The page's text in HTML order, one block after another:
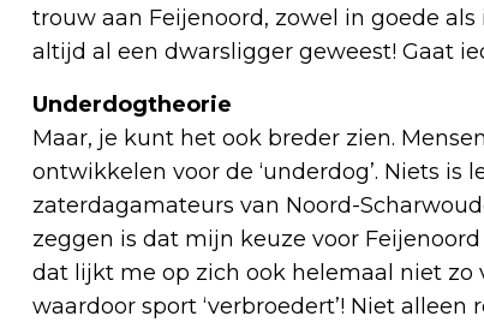
trouw aan Feijenoord, zowel in goede
altijd al een dwarsligger geweest! Gaat
Underdogtheorie
Maar, je kunt het ook breder zien.
ontwikkelen voor de ‘underdog’. Niets
zaterdagamateurs van Noord-
zeggen is dat mijn keuze voor
dat lijkt me op zich ook helemaal niet zo
waardoor sport ‘verbroedert’! Niet